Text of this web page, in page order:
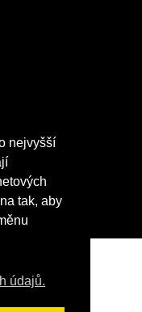
nejvyšší
tak, aby
údajů.